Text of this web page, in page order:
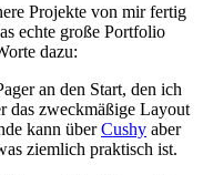
Projekte von mir fertig
echte große Portfolio
dazu:
an den Start, den ich
das zweckmäßige Layout
kann überCushy aber
ziemlich praktisch ist.